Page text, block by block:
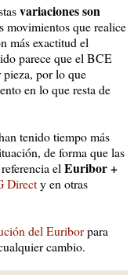
variaciones son
movimientos que realice
más exactitud el
parece que el BCE
por lo que
en lo que resta de
tenido tiempo más
de forma que las
el Euribor +
Directy en otras
del Euriborpara
cambio.